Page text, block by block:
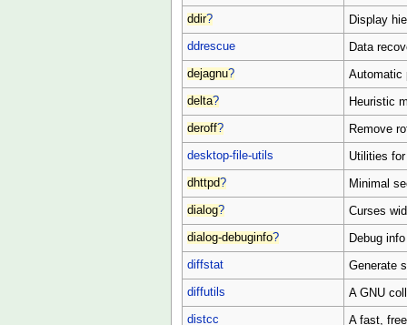
ddir? Display
ddrescue Data
dejagnu? Automatic
delta? Heuristic
deroff? Remove
desktop-file-utils Utilities
dhttpd? Minimal
dialog? Curses
dialog-debuginfo? Debug
diffstat Generate
diffutils A GNU
distcc A fast,